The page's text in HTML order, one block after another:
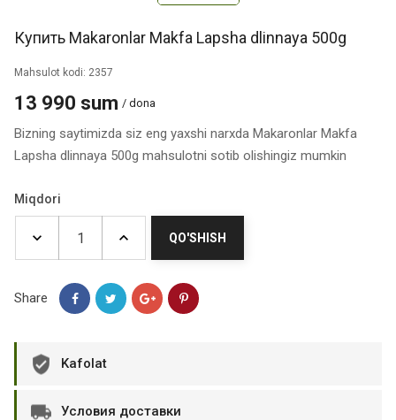
Купить Makaronlar Makfa Lapsha dlinnaya 500g
Mahsulot kodi: 2357
13 990 sum / dona
Bizning saytimizda siz eng yaxshi narxda Makaronlar Makfa
Lapsha dlinnaya 500g mahsulotni sotib olishingiz mumkin
Miqdori
QO'SHISH
Share
Kafolat
Условия доставки